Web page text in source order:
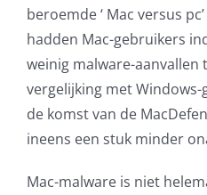
Glasvezelverbindingen
Microsoft software licenties
SLA overeenkomsten
Remote Help
beroemde ‘ Mac versus
hadden Mac-gebruikers
weinig malware-aanvallen
vergelijking met
de komst van de
ineens een stuk minder
Mac-malware is niet